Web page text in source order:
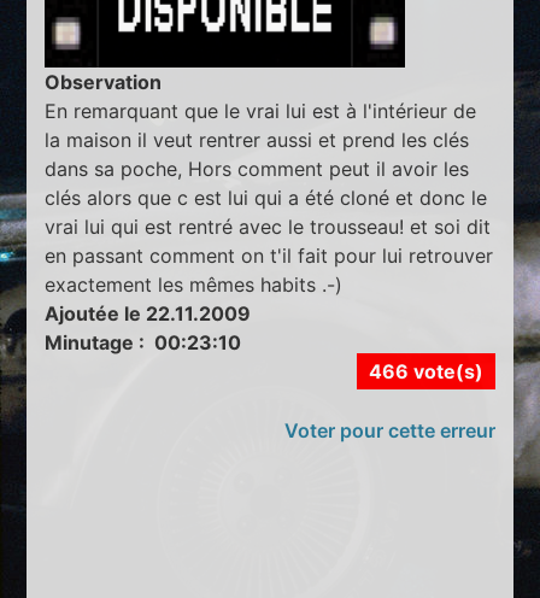
Observation
En remarquant que le vrai lui est à l'intérieur de
la maison il veut rentrer aussi et prend les clés
dans sa poche, Hors comment peut il avoir les
clés alors que c est lui qui a été cloné et donc le
vrai lui qui est rentré avec le trousseau! et soi dit
en passant comment on t'il fait pour lui retrouver
exactement les mêmes habits .-)
Ajoutée le 22.11.2009
Minutage : 00:23:10
466 vote(s)
Voter pour cette erreur